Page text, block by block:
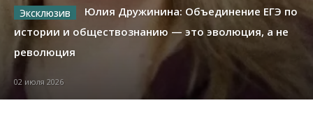
Юлия Дружинина: Объединение ЕГЭ по
истории и обществознанию — это эволюция, а не
революция
02 июля 2026